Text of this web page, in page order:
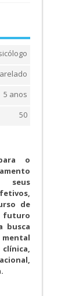
5 anos
50
o
seus
de
busca